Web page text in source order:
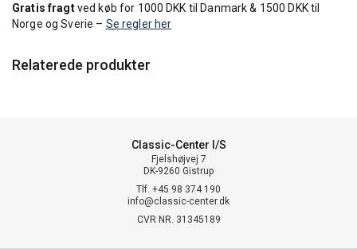
Gratis fragtved køb for 1000 DKK til Danmark & 1500 DKK til
Norge og Sverie – Se regler her
Relaterede produkter
Classic-Center I/S
Fjelshøjvej 7
DK-9260 Gistrup
Tlf. +45 98 374 190
info@classic-center.dk
CVR NR. 31345189